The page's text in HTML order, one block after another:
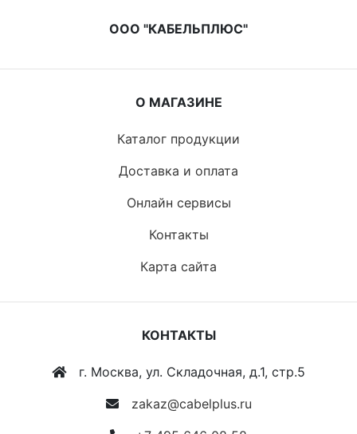
ООО "КАБЕЛЬПЛЮС"
О МАГАЗИНЕ
Каталог продукции
Доставка и оплата
Онлайн сервисы
Контакты
Карта сайта
КОНТАКТЫ
г. Москва, ул. Складочная, д.1, стр.5
zakaz@cabelplus.ru